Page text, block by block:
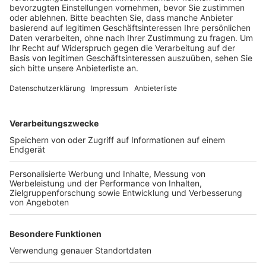
an einer internationalen Übung teil.
Veröffentlicht:Mittwoch, 13.10.2021 18:59
Anzeige
und Griechenland. Alle zusammen trainieren
Luftoperationen im multinationalen Verband. Die
Flugzeuge kehren voraussichtlich am 29. Oktober
zurück nach Nörvenich. Bis dahin finden weniger
Übungsflüge rund um Kerpen statt.